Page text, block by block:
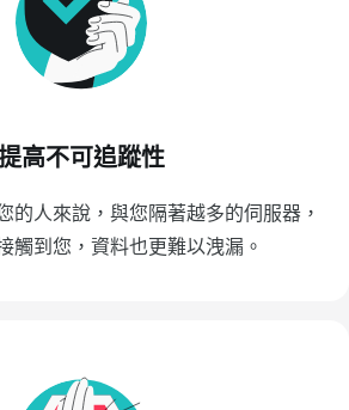
高不可追蹤性
的人來說，與您隔著越多的伺服器，
觸到您，資料也更難以洩漏。